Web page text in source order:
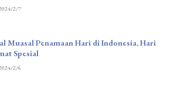
2/7
Muasal Penamaan Hari di Indonesia, Hari
Spesial
2/6